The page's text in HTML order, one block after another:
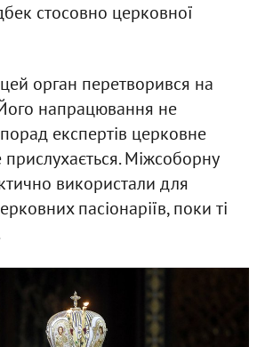
стосовно церковної
орган перетворився на
напрацювання не
експертів церковне
прислухається. Міжсоборну
використали для
пасіонаріїв, поки ті